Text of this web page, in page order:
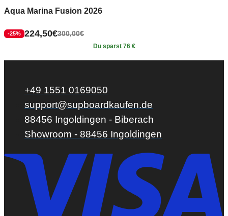
Aqua Marina Fusion 2026
-25% 300,00€
224,50€
Du sparst 76 €
+49 1551 0169050
support@supboardkaufen.de
88456 Ingoldingen - Biberach
Showroom - 88456 Ingoldingen